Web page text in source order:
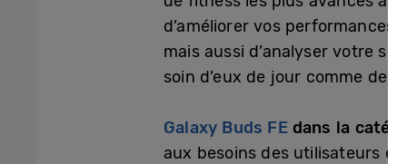
d’améliorer vos
mais aussi d’analyser votre
soin d’eux de jour comme de
Galaxy Buds FE dans la
aux besoins des utilisateurs